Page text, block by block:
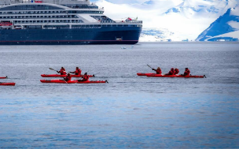
PROFESSIONNELS
MICE
OPERATING